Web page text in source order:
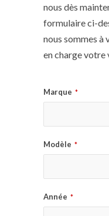
nous dès
formulaire ci-
nous sommes
en charge votre
Marque *
Modèle *
Année *